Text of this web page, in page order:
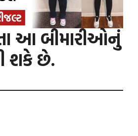
આ બીમારીઓનું
શકે છે.